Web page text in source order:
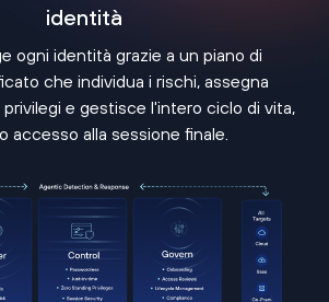
identità
ogni identità grazie a un piano di
che individua i rischi, assegna
e gestisce l'intero ciclo di vita,
accesso alla sessione finale.